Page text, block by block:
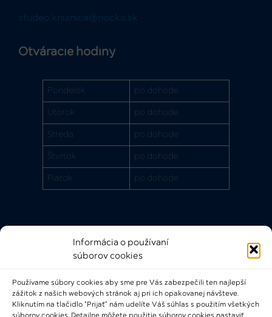
Informácia o používaní
súborov cookies
Používame súbory cookies aby sme pre Vás zabezpečili ten najlepší
zážitok z našich webových stránok aj pri ich opakovanej návšteve.
Kliknutím na tlačidlo “Prijať” nám udelíte Váš súhlas s použitím všetkých
studeo.kniznica@nocka.sk
Otváracie hodiny
Pondelok po dohode
Utorok po dohode
Streda po dohode
Štvrtok po dohode
Piatok po dohode
Rýchle odkazy
Bádateľský poriadok
Knižničný a výpožičný poriadok